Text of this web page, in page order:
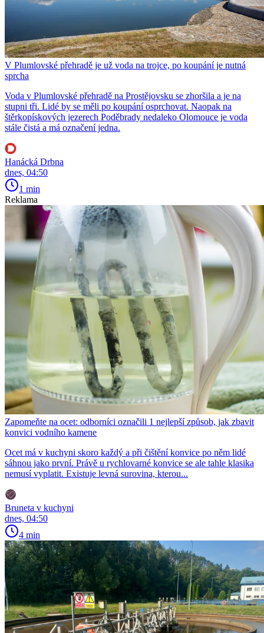
V Plumlovské přehradě je už voda na trojce, po koupání je nutná
sprcha
Voda v Plumlovské přehradě na Prostějovsku se zhoršila a je na
stupni tři. Lidé by se měli po koupání osprchovat. Naopak na
štěrkopískových jezerech Poděbrady nedaleko Olomouce je voda
stále čistá a má označení jedna.
Hanácká Drbna
dnes, 04:50
1 min
Reklama
Zapomeňte na ocet: odborníci označili 1 nejlepší způsob, jak zbavit
konvici vodního kamene
Ocet má v kuchyni skoro každý a při čištění konvice po něm lidé
sáhnou jako první. Právě u rychlovarné konvice se ale tahle klasika
nemusí vyplatit. Existuje levná surovina, kterou...
Bruneta v kuchyni
dnes, 04:50
4 min